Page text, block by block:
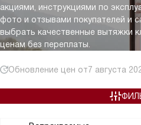
акциями, инструкциями по
фото и отзывами покупателей и
выбрать качественные вытяжки
ценам без переплаты.
Обновление цен от7 августа